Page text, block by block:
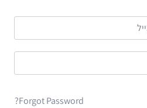
Forgot Password?